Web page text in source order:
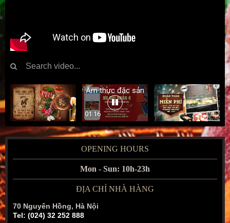
Ẩm thực đặc sản
của...
01:16
OPENING HOURS
Mon - Sun: 10h-23h
ĐỊA CHỈ NHÀ HÀNG
70 Nguyên Hồng, Hà Nội
Tel: (024) 32 252 888